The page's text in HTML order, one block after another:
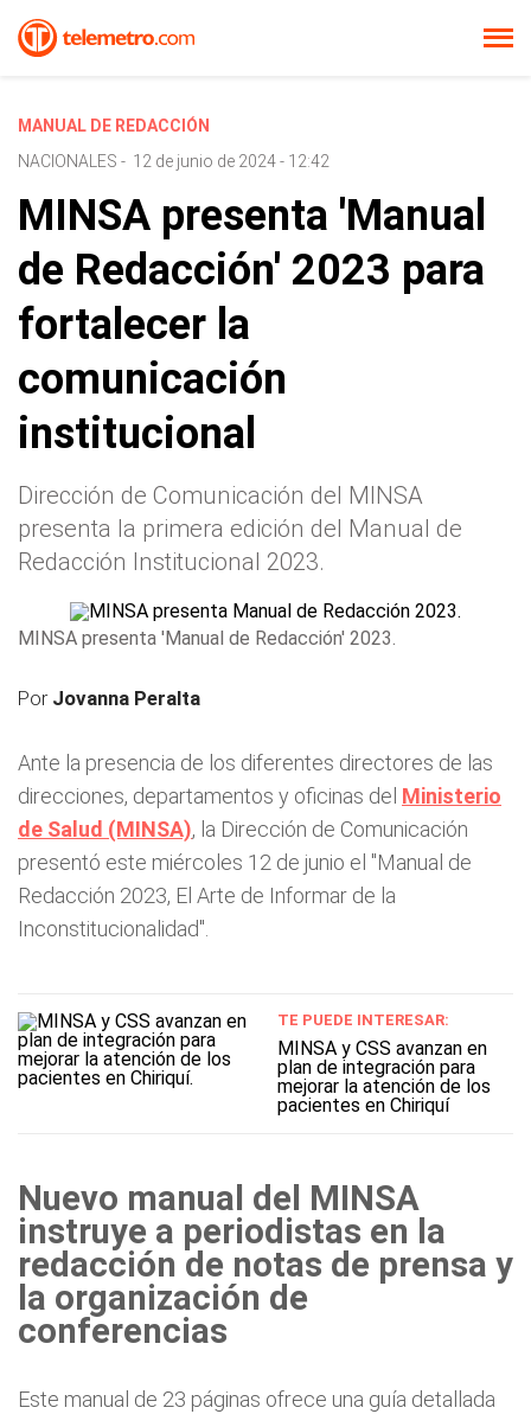
MANUAL DE REDACCIÓN
NACIONALES - 12 de junio de 2024 - 12:42
MINSA presenta 'Manual
de Redacción' 2023 para
fortalecer la
comunicación
institucional
Dirección de Comunicación del MINSA
presenta la primera edición del Manual de
Redacción Institucional 2023.
MINSA presenta 'Manual de Redacción' 2023.
Por Jovanna Peralta
Ante la presencia de los diferentes directores de las
direcciones, departamentos y oficinas del Ministerio
de Salud (MINSA), la Dirección de Comunicación
presentó este miércoles 12 de junio el "Manual de
Redacción 2023, El Arte de Informar de la
Inconstitucionalidad".
TE PUEDE INTERESAR:
MINSA y CSS avanzan en
plan de integración para
mejorar la atención de los
pacientes en Chiriquí
Nuevo manual del MINSA
instruye a periodistas en la
redacción de notas de prensa y
la organización de
conferencias
Este manual de 23 páginas ofrece una guía detallada